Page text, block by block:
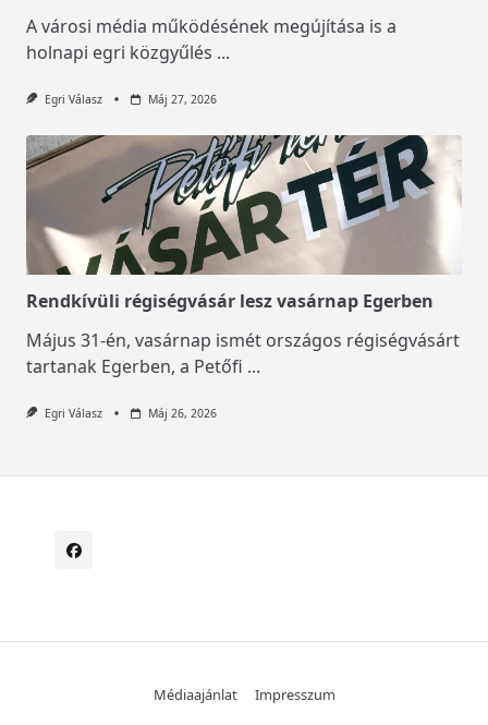
A városi média működésének megújítása is a
holnapi egri közgyűlés ...
Egri Válasz Máj 27, 2026
Rendkívüli régiségvásár lesz vasárnap Egerben
Május 31-én, vasárnap ismét országos régiségvásárt
tartanak Egerben, a Petőfi ...
Egri Válasz Máj 26, 2026
Médiaajánlat Impresszum